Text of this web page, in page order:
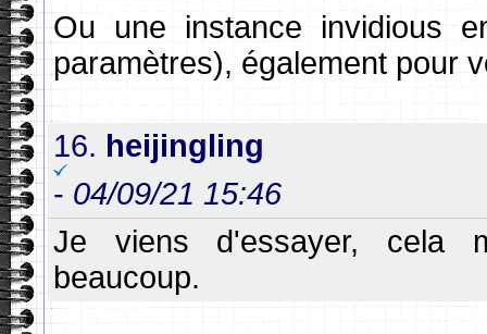
Ou une instance invidious
paramètres), également pour
16. heijingling
- 04/09/21 15:46
Je viens d'essayer, cela
beaucoup.